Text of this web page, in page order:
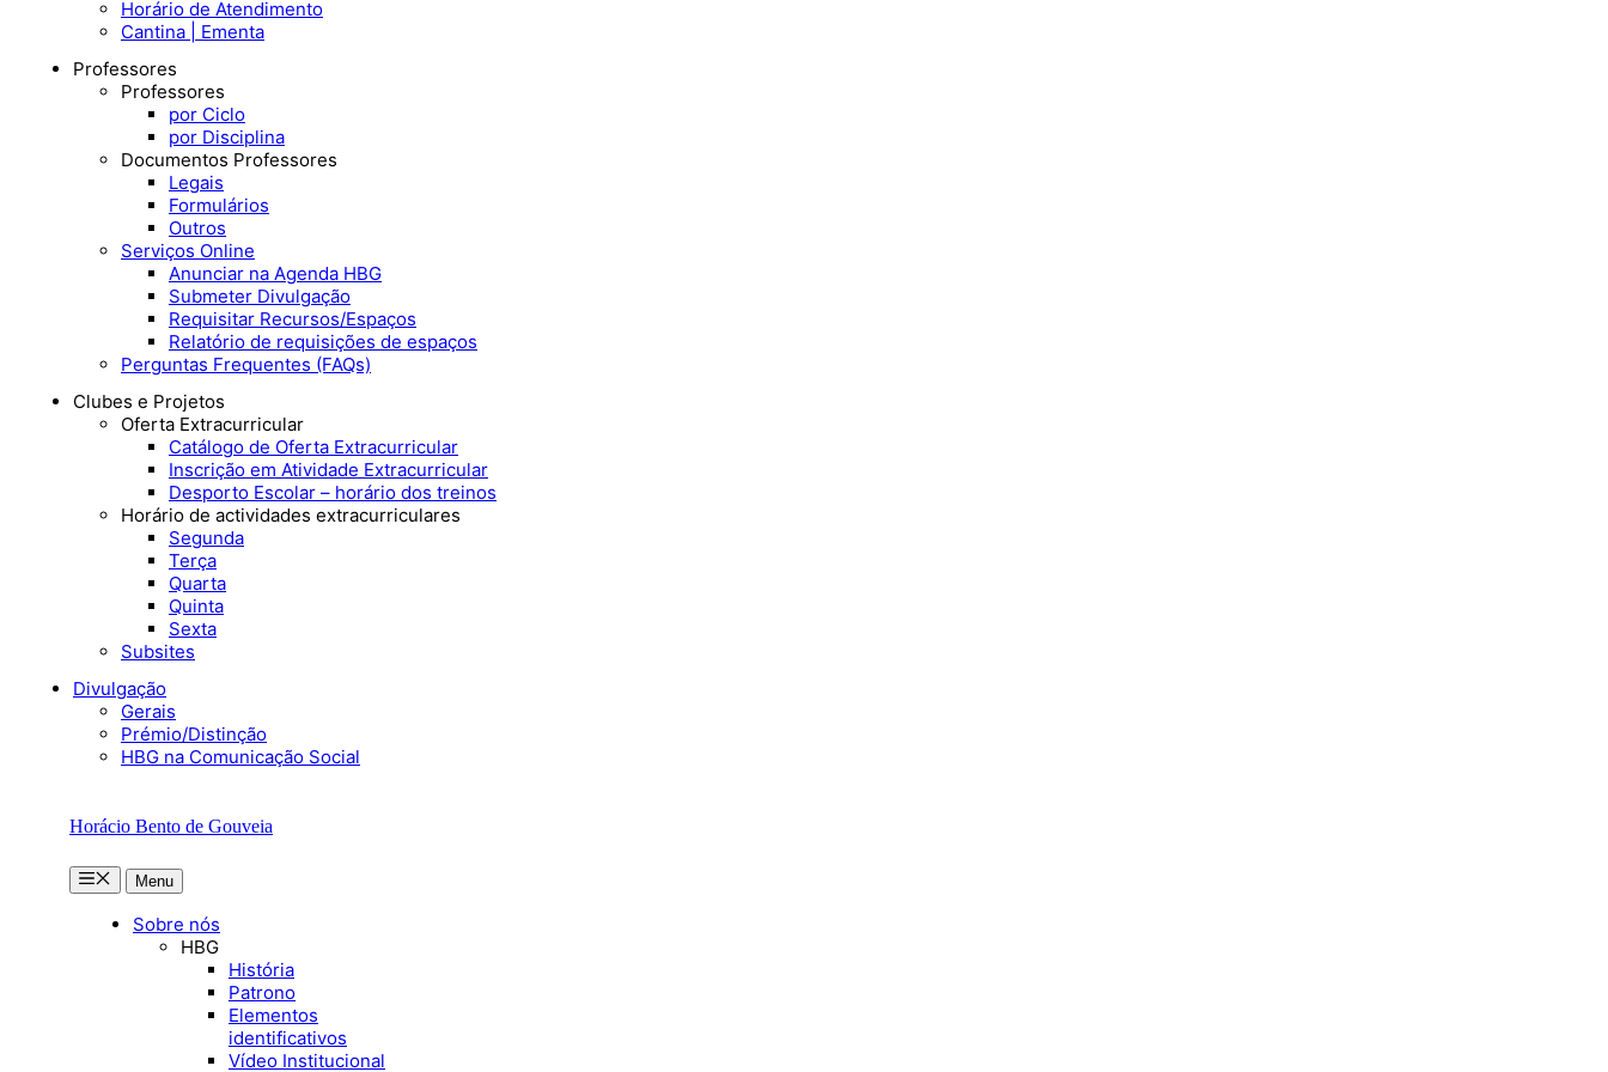
Horário de Atendimento
Cantina | Ementa
Professores
Professores
por Ciclo
por Disciplina
Documentos Professores
Legais
Formulários
Outros
Serviços Online
Anunciar na Agenda HBG
Submeter Divulgação
Requisitar Recursos/Espaços
Relatório de requisições de espaços
Perguntas Frequentes (FAQs)
Clubes e Projetos
Oferta Extracurricular
Catálogo de Oferta Extracurricular
Inscrição em Atividade Extracurricular
Desporto Escolar – horário dos treinos
Horário de actividades extracurriculares
Segunda
Terça
Quarta
Quinta
Sexta
Subsites
Divulgação
Gerais
Prémio/Distinção
HBG na Comunicação Social
Horácio Bento de Gouveia
MenuMenu
Sobre nós
HBG
História
Patrono
Elementos
identificativos
Vídeo Institucional